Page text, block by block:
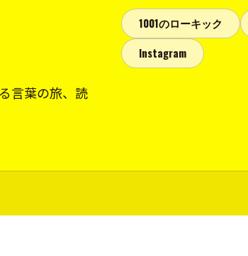
言葉の旅、読
1001のローキック
Instagram